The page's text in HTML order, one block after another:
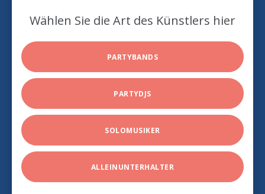
Wählen Sie die Art des Künstlers hier
PARTYBANDS
PARTYDJS
SOLOMUSIKER
ALLEINUNTERHALTER